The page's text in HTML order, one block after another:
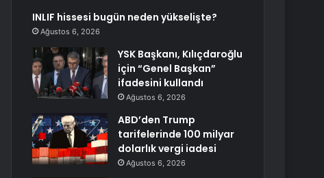
INLIF hissesi bugün neden yükselişte?
Ağustos 6, 2026
YSK Başkanı, Kılıçdaroğlu
için “Genel Başkan”
ifadesini kullandı
Ağustos 6, 2026
ABD’den Trump
tarifelerinde 100 milyar
dolarlık vergi iadesi
Ağustos 6, 2026